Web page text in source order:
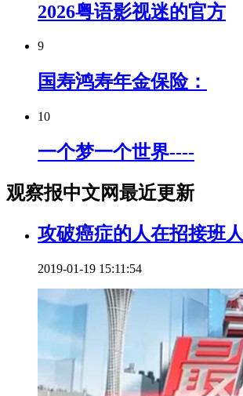
2026粤语影视迷的官方
9
国寿鸿寿年金保险：
10
一个梦一个世界----
观察报中文网最近更新
攻破癌症的人在招接班人
2019-01-19 15:11:54